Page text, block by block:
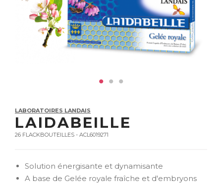
LABORATOIRES LANDAIS
LAIDABEILLE
26 FLACKBOUTEILLES - ACL6019271
Solution énergisante et dynamisante
A base de Gelée royale fraîche et d'embryons